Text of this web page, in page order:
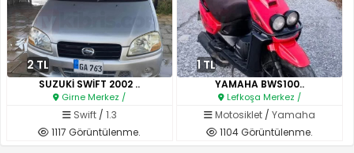
2 TL
SUZUKİ SWİFT 2002 ..
Girne Merkez /
Swift/ 1.3
1117 Görüntülenme.
1 TL
YAMAHA BWS100..
Lefkoşa Merkez /
Motosiklet/ Yamaha
1104 Görüntülenme.